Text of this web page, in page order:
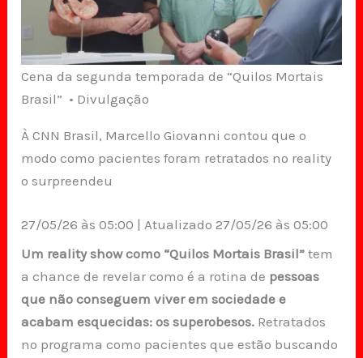
Cena da segunda temporada de “Quilos Mortais
Brasil” • Divulgação
À CNN Brasil, Marcello Giovanni contou que o
modo como pacientes foram retratados no reality
o surpreendeu
27/05/26 às 05:00 | Atualizado 27/05/26 às 05:00
Um reality show como “Quilos Mortais Brasil” tem
a chance de revelar como é a rotina de pessoas
que não conseguem viver em sociedade e
acabam esquecidas: os superobesos. Retratados
no programa como pacientes que estão buscando